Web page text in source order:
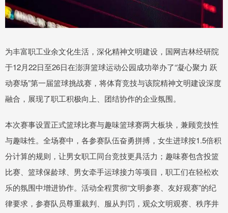
为丰富职工业余文化生活，深化精神文明建设，国网吉林经研院
于12月22日至26日在澎湃篮球运动公园成功举办了“凝心聚力 跃
动赛场”第一届篮球挑战赛，将体育竞技与该院精神文明建设深度
融合，展现了职工积极向上、团结协作的企业氛围。
本次赛事设置正式篮球比赛与趣味篮球赛两大板块，兼顾竞技性
与趣味性。全场赛中，各参赛队伍奋勇拼搏，女生进球按1.5倍积
分计算的规则，让男女职工同台竞技更具活力；趣味赛包含投篮
比赛、篮球保龄球、男女牵手运球接力等项目，职工们在轻松欢
乐的氛围中增进协作。活动全程贯彻“文明参赛、友好观赛”的纪
律要求，参赛队员尊重裁判、服从判罚，观众文明观赛、秩序井